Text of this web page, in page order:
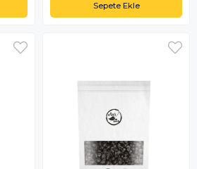
Sepete Ekle